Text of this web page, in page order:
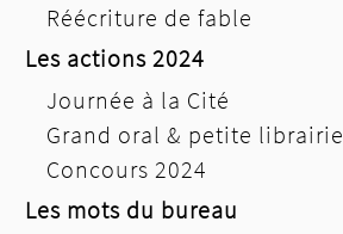
Réécriture de fable
Les actions 2024
Journée à la Cité
Grand oral & petite librairie
Concours 2024
Les mots du bureau